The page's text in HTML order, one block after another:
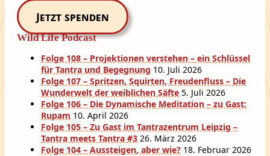
Jetzt spenden
Wild Life Podcast
Folge 108 – Projektionen verstehen – ein Schlüssel
für Tantra und Begegnung 10. Juli 2026
Folge 107 – Spritzen, Squirten, Freudenfluss – Die
Wunderwelt der weiblichen Säfte 5. Juli 2026
Folge 106 – Die Dynamische Meditation – zu Gast:
Rupam 10. April 2026
Folge 105 – Zu Gast im Tantrazentrum Leipzig –
Tantra meets Tantra #3 26. März 2026
Folge 104 – Aussteigen, aber wie? 18. Februar 2026